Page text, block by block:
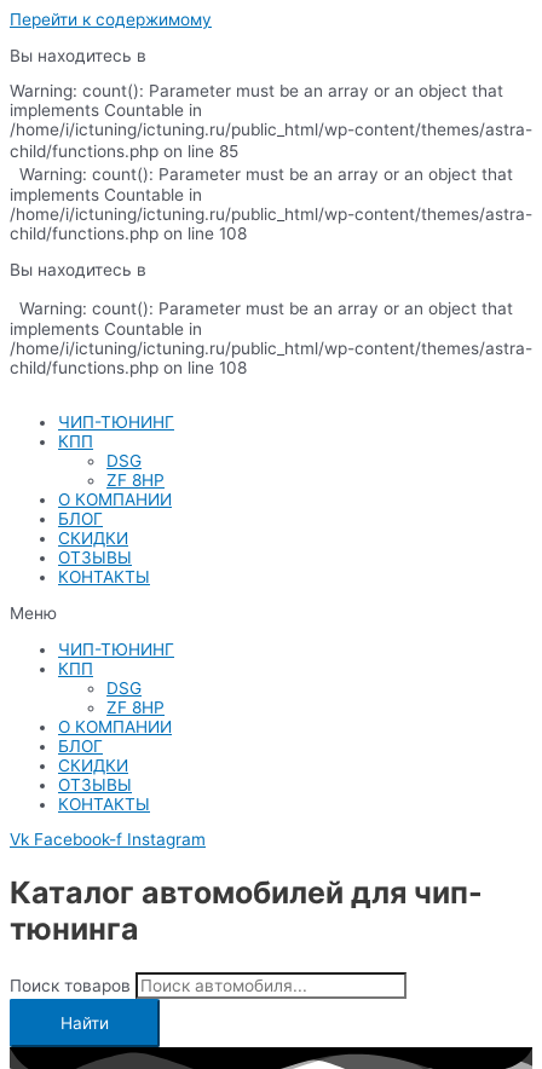
Перейти к содержимому
Вы находитесь в
Warning: count(): Parameter must be an array or an object that
implements Countable in
/home/i/ictuning/ictuning.ru/public_html/wp-content/themes/astra-
child/functions.php on line 85
Warning: count(): Parameter must be an array or an object that
implements Countable in
/home/i/ictuning/ictuning.ru/public_html/wp-content/themes/astra-
child/functions.php on line 108
Вы находитесь в
Warning: count(): Parameter must be an array or an object that
implements Countable in
/home/i/ictuning/ictuning.ru/public_html/wp-content/themes/astra-
child/functions.php on line 108
ЧИП-ТЮНИНГ
КПП
DSG
ZF 8HP
О КОМПАНИИ
БЛОГ
СКИДКИ
ОТЗЫВЫ
КОНТАКТЫ
Меню
ЧИП-ТЮНИНГ
КПП
DSG
ZF 8HP
О КОМПАНИИ
БЛОГ
СКИДКИ
ОТЗЫВЫ
КОНТАКТЫ
Vk Facebook-f Instagram
Каталог автомобилей для чип-
тюнинга
Поиск товаров
Найти